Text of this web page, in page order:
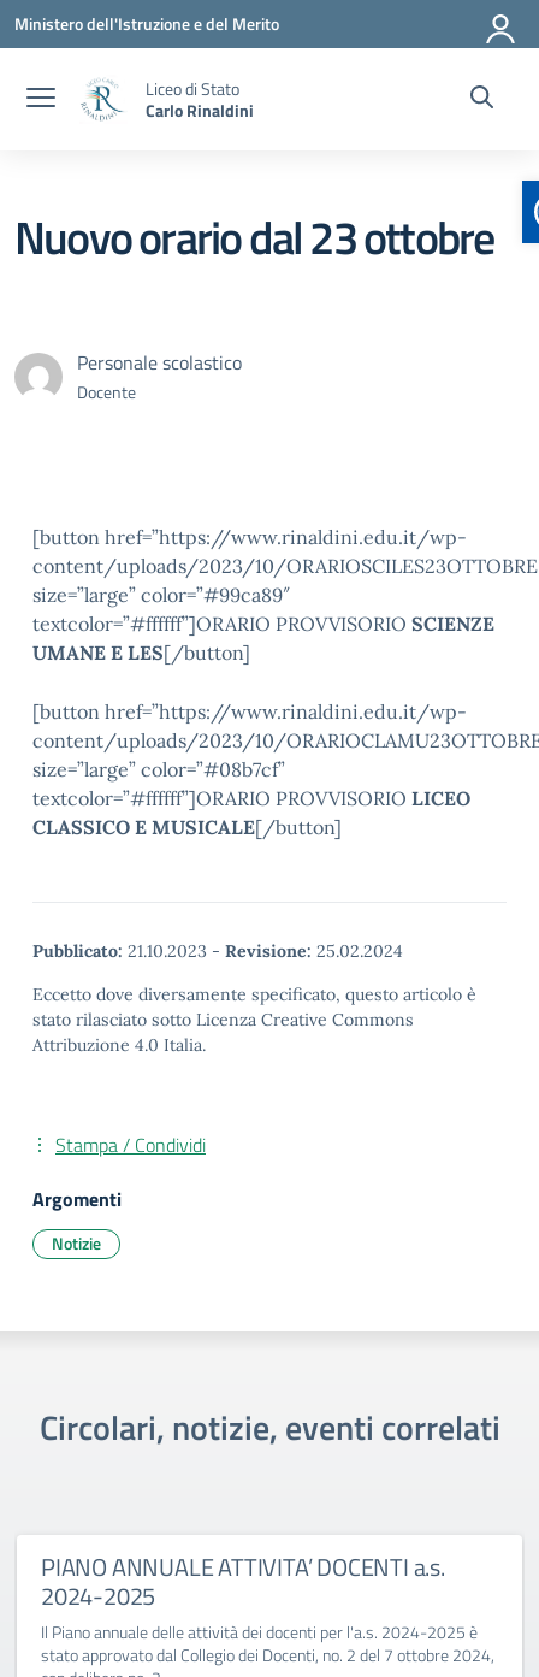
Vai ai contenuti
Vai al menu di navigazione
Vai al footer
Ministero dell'Istruzione e del Merito
Liceo di Stato
Carlo Rinaldini
Nuovo orario dal 23 ottobre
Personale scolastico
Docente
[button href=”https://www.rinaldini.edu.it/wp-
content/uploads/2023/10/
size=”large” color=”#99ca89″
textcolor=”#ffffff”]ORARIO PROVVISORIO SCIENZE
UMANE E LES[/button]
[button href=”https://www.rinaldini.edu.it/wp-
content/uploads/2023/10/
size=”large” color=”#08b7cf”
textcolor=”#ffffff”]ORARIO PROVVISORIO LICEO
CLASSICO E MUSICALE[/button]
Pubblicato: 21.10.2023 - Revisione: 25.02.2024
Eccetto dove diversamente specificato, questo articolo è
stato rilasciato sotto Licenza Creative Commons
Attribuzione 4.0 Italia.
Stampa / Condividi
Argomenti
Notizie
Circolari, notizie, eventi correlati
PIANO ANNUALE ATTIVITA’ DOCENTI a.s.
2024-2025
Il Piano annuale delle attività dei docenti per l'a.s. 2024-2025 è
stato approvato dal Collegio dei Docenti, no. 2 del 7 ottobre 2024,